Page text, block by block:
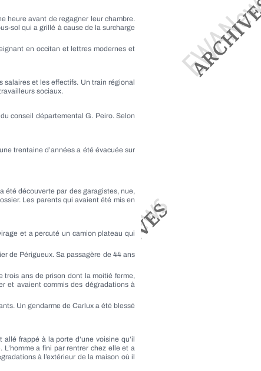
heure avant de regagner leur chambre.
sol qui a grillé à cause de la surcharge
en occitan et lettres modernes et
salaires et les effectifs. Un train régional
sociaux.
conseil départemental G. Peiro. Selon
trentaine d’années a été évacuée sur
été découverte par des garagistes, nue,
Les parents qui avaient été mis en
et a percuté un camion plateau qui
de Périgueux. Sa passagère de 44 ans
trois ans de prison dont la moitié ferme,
et avaient commis des dégradations à
Un gendarme de Carlux a été blessé
frappé à la porte d’une voisine qu’il
a fini par rentrer chez elle et a
à l’extérieur de la maison où il